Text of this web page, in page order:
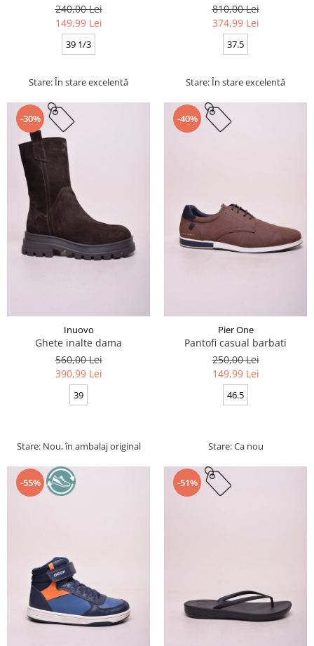
240,00 Lei
149,99 Lei
39 1/3
Stare: În stare excelentă
810,00 Lei
374,99 Lei
37.5
Stare: În stare excelentă
-30%
Inuovo
Ghete inalte dama
560,00 Lei
390,99 Lei
39
Stare: Nou, în ambalaj original
-40%
Pier One
Pantofi casual barbati
250,00 Lei
149,99 Lei
46.5
Stare: Ca nou
-55% -51%